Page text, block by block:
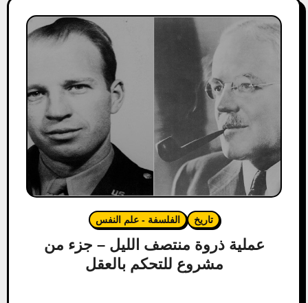
الفلسفة - علم النفس تاريخ
عملية ذروة منتصف الليل – جزء من
مشروع للتحكم بالعقل